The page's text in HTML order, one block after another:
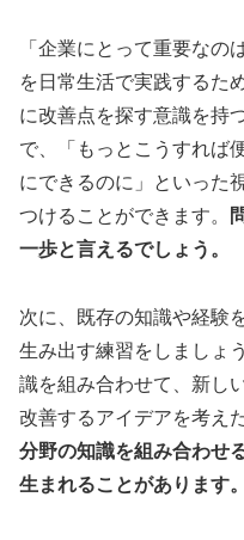
「企業にとって重要なの
を日常生活で実践するた
に改善点を探す意識を持
で、「もっとこうすれば
にできるのに」といった
つけることができます。
一歩と言えるでしょう。
次に、既存の知識や経験
生み出す練習をしましょ
識を組み合わせて、新し
改善するアイデアを考え
分野の知識を組み合わせ
生まれることがあります。